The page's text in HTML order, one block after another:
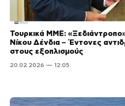
Τουρκικά ΜΜΕ:
Νίκου Δένδια – Έντονες
στους εξοπλισμούς
20.02.2026 — 12:05